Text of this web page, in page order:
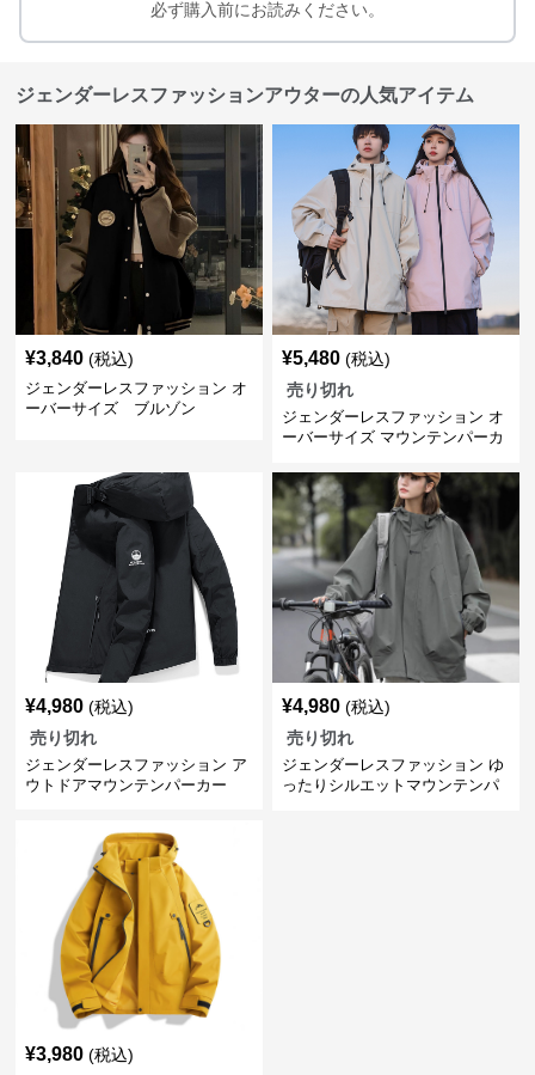
必ず購入前にお読みください。
ジェンダーレスファッションアウターの人気アイテム
¥3,840 (税込)
ジェンダーレスファッション オ
ーバーサイズ ブルゾン
¥5,480 (税込)
売り切れ
ジェンダーレスファッション オ
ーバーサイズ マウンテンパーカ
¥4,980 (税込)
売り切れ
ジェンダーレスファッション ア
ウトドアマウンテンパーカー
¥4,980 (税込)
売り切れ
ジェンダーレスファッション ゆ
ったりシルエットマウンテンパ
¥3,980 (税込)